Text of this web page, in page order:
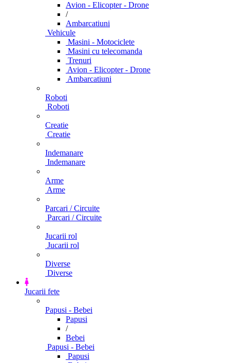
Avion - Elicopter - Drone
/
Ambarcatiuni
Vehicule
Masini - Motociclete
Masini cu telecomanda
Trenuri
Avion - Elicopter - Drone
Ambarcatiuni
Roboti
Roboti
Creatie
Creatie
Indemanare
Indemanare
Arme
Arme
Parcari / Circuite
Parcari / Circuite
Jucarii rol
Jucarii rol
Diverse
Diverse
Jucarii fete
Papusi - Bebei
Papusi
/
Bebei
Papusi - Bebei
Papusi